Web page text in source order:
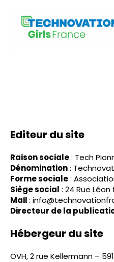
contenu
Editeur du site
Raison sociale: Tech
Dénomination:
Forme sociale:
Siège social : 24 Rue Léon
Mail:
Directeur de la
Hébergeur du site
OVH, 2 rue Kellermann –